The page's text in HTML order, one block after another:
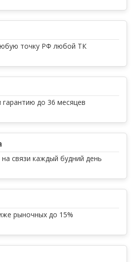
точку РФ любой ТК
до 36 месяцев
связи каждый будний день
рыночных до 15%